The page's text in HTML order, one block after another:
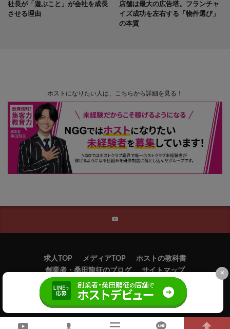
社長が「遊ぶこと」が会社を成長
させる理由
店舗は最大の広告塔。フランチャ
イズ成功を左右する「物件選び」
の本質
ホストになりたい人は、こちらから詳細を見る！
×
求人TOP メディアTOP
ホストの教科書
創業者・桑田龍征のブログ
サイトマップ
新宿歌舞伎町のホスト求人ならニュージェネレーショングループ